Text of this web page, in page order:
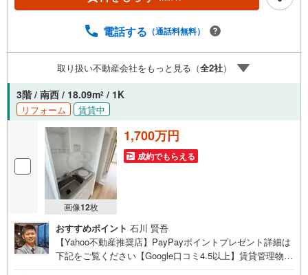
ての対策はお任せください。掲載されている物件は、弊社
い合わせください。※記載賃料等の収入や利回りは、将来に
わたり、得られることを保証するものではありません。※賃
料等については、賃貸中のものについては現在の賃料等
で、空室または所有者居住中等のものについては、周辺の
賃料相場に基づき、満室時を想定して表示しています。
電話する （通話料無料）
取り扱い不動産会社をもっと見る（全2社）
3階 / 南西 / 18.09m2 / 1K
リフォーム 賃貸中
画像12枚
1,700万円
成約でもらえる
おすすめポイント 石川 賢吾
【Yahoo不動産推奨店】PayPayポイントプレゼント詳細は
下記をご覧ください【Google口コミ4.5以上】賃貸管理物件